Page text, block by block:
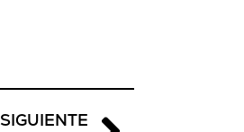
SIGUIENTE